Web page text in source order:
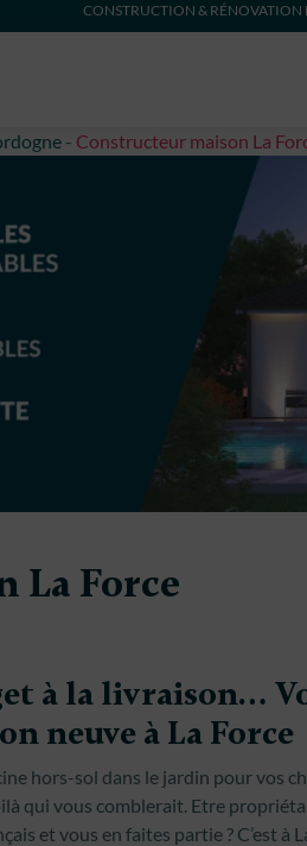
CONSTRUCTION & RÉNOVATION
- Constructeur maison La
La Force
à la livraison…
neuve à La Force
hors-sol dans le jardin pour vos
qui vous comblerait. Etre
et vous en faites partie ? C’est à